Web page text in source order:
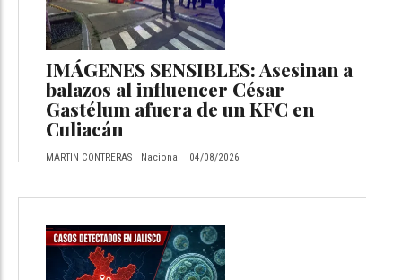
IMÁGENES SENSIBLES: Asesinan a
balazos al influencer César
Gastélum afuera de un KFC en
Culiacán
MARTIN CONTRERAS Nacional 04/08/2026